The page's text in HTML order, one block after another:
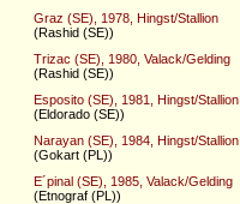
Graz (SE), 1978, Hingst/Stallion
(Rashid (SE))
Trizac (SE), 1980, Valack/Gelding
(Rashid (SE))
Esposito (SE), 1981, Hingst/Stallion
(Eldorado (SE))
Narayan (SE), 1984, Hingst/Stallion
(Gokart (PL))
E´pinal (SE), 1985, Valack/Gelding
(Etnograf (PL))